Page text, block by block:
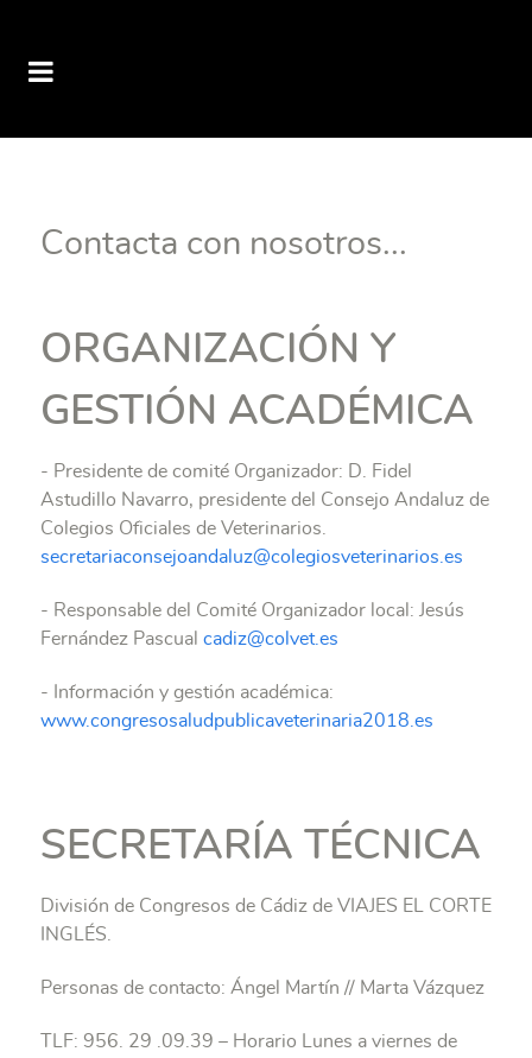
Contacta con nosotros...
ORGANIZACIÓN Y
GESTIÓN ACADÉMICA
- Presidente de comité Organizador: D. Fidel
Astudillo Navarro, presidente del Consejo Andaluz de
Colegios Oficiales de Veterinarios.
secretariaconsejoandaluz@colegiosveterinarios.es
- Responsable del Comité Organizador local: Jesús
Fernández Pascual cadiz@colvet.es
- Información y gestión académica:
www.congresosaludpublicaveterinaria2018.es
SECRETARÍA TÉCNICA
División de Congresos de Cádiz de VIAJES EL CORTE
INGLÉS.
Personas de contacto: Ángel Martín // Marta Vázquez
TLF: 956. 29 .09.39 – Horario Lunes a viernes de